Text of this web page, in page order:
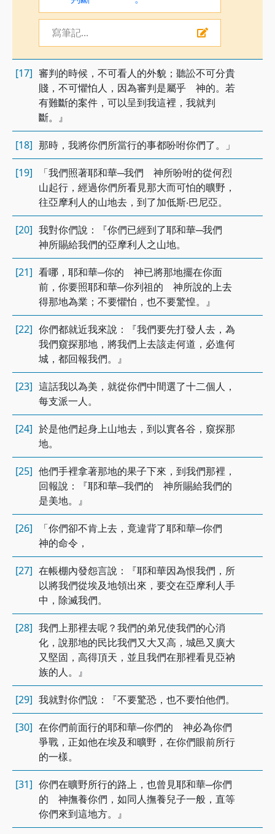
寫筆記...
[17] 審判的時候，不可看人的外貌；聽訟不可分貴
賤，不可懼怕人，因為審判是屬乎 神的。若
有難斷的案件，可以呈到我這裡，我就判
斷。』
[18] 那時，我將你們所當行的事都吩咐你們了。」
[19]
「我們照著耶和華─我們 神所吩咐的從何烈
山起行，經過你們所看見那大而可怕的曠野，
往亞摩利人的山地去，到了加低斯‧巴尼亞。
[20] 我對你們說：『你們已經到了耶和華─我們
神所賜給我們的亞摩利人之山地。
[21] 看哪，耶和華─你的 神已將那地擺在你面
前，你要照耶和華─你列祖的 神所說的上去
得那地為業；不要懼怕，也不要驚惶。』
[22] 你們都就近我來說：『我們要先打發人去，為
我們窺探那地，將我們上去該走何道，必進何
城，都回報我們。』
[23] 這話我以為美，就從你們中間選了十二個人，
每支派一人。
[24] 於是他們起身上山地去，到以實各谷，窺探那
地。
[25] 他們手裡拿著那地的果子下來，到我們那裡，
回報說：『耶和華─我們的 神所賜給我們的
是美地。』
[26]
「你們卻不肯上去，竟違背了耶和華─你們
神的命令，
[27] 在帳棚內發怨言說：『耶和華因為恨我們，所
以將我們從埃及地領出來，要交在亞摩利人手
中，除滅我們。
[28] 我們上那裡去呢？我們的弟兄使我們的心消
化，說那地的民比我們又大又高，城邑又廣大
又堅固，高得頂天，並且我們在那裡看見亞衲
族的人。』
[29] 我就對你們說：『不要驚恐，也不要怕他們。
[30] 在你們前面行的耶和華─你們的 神必為你們
爭戰，正如他在埃及和曠野，在你們眼前所行
的一樣。
[31] 你們在曠野所行的路上，也曾見耶和華─你們
的 神撫養你們，如同人撫養兒子一般，直等
你們來到這地方。』